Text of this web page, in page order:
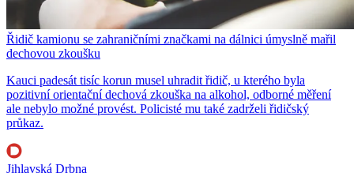
Řidič kamionu se zahraničními značkami na dálnici úmyslně mařil
dechovou zkoušku
Kauci padesát tisíc korun musel uhradit řidič, u kterého byla
pozitivní orientační dechová zkouška na alkohol, odborné měření
ale nebylo možné provést. Policisté mu také zadrželi řidičský
průkaz.
Jihlavská Drbna